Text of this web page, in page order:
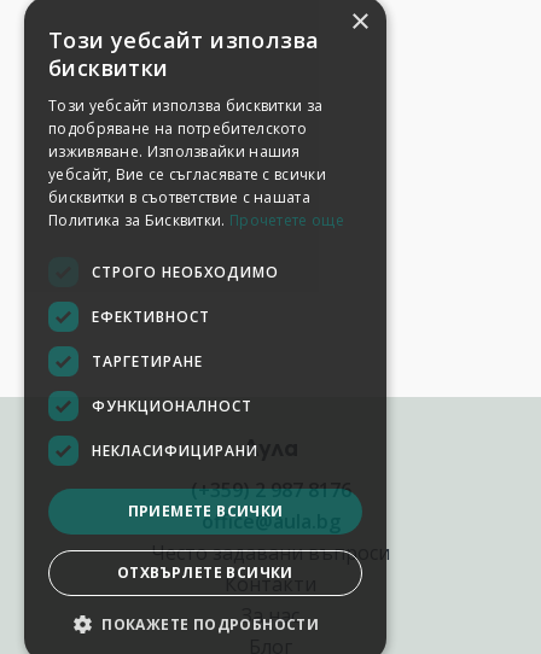
Аула
(+359) 2 987 8176
office@aula.bg
Често задавани въпроси
Контакти
За нас
×
Този уебсайт използва
бисквитки
Този уебсайт използва бисквитки за
подобряване на потребителското
изживяване. Използвайки нашия
уебсайт, Вие се съгласявате с всички
бисквитки в съответствие с нашата
Политика за Бисквитки. Прочетете още
СТРОГО НЕОБХОДИМО
ЕФЕКТИВНОСТ
ТАРГЕТИРАНЕ
ФУНКЦИОНАЛНОСТ
НЕКЛАСИФИЦИРАНИ
ПРИЕМЕТЕ ВСИЧКИ
ОТХВЪРЛЕТЕ ВСИЧКИ
ПОКАЖЕТЕ ПОДРОБНОСТИ